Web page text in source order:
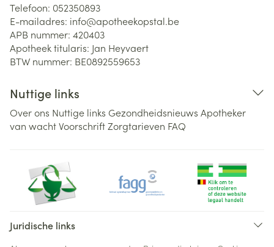
Telefoon: 052350893
E-mailadres: info@apotheekopstal.be
APB nummer: 420403
Apotheek titularis: Jan Heyvaert
BTW nummer: BE0892559653
Nuttige links
Over ons Nuttige links Gezondheidsnieuws Apotheker
van wachtVoorschriftZorgtarieven FAQ
Juridische links